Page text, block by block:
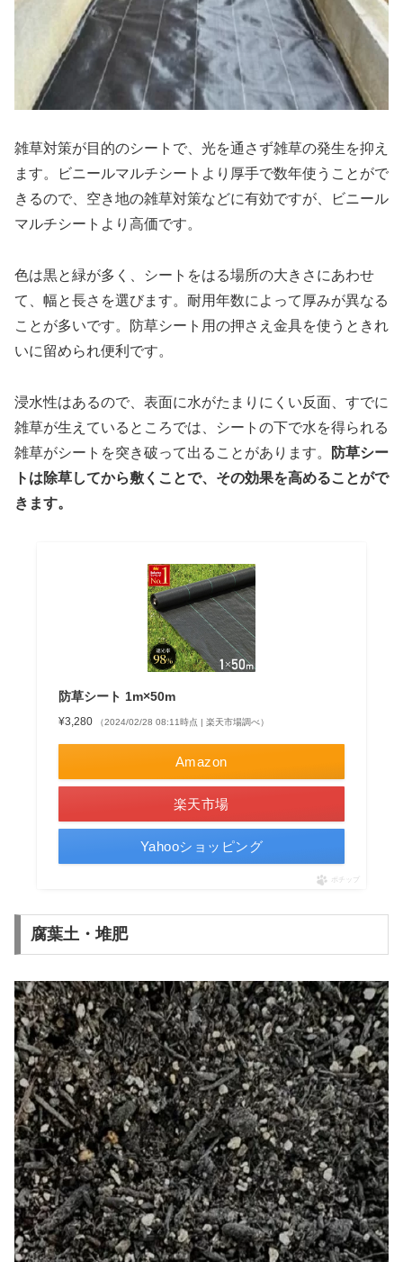
雑草対策が目的のシートで、光を通さず雑草の発生を抑え
ます。ビニールマルチシートより厚手で数年使うことがで
きるので、空き地の雑草対策などに有効ですが、ビニール
マルチシートより高価です。
色は黒と緑が多く、シートをはる場所の大きさにあわせ
て、幅と長さを選びます。耐用年数によって厚みが異なる
ことが多いです。防草シート用の押さえ金具を使うときれ
いに留められ便利です。
浸水性はあるので、表面に水がたまりにくい反面、すでに
雑草が生えているところでは、シートの下で水を得られる
雑草がシートを突き破って出ることがあります。
防草シー
トは除草してから敷くことで、その効果を高めることがで
きます。
防草シート 1m×50m
¥3,280 （2024/02/28 08:11時点 | 楽天市場調べ）
Amazon
楽天市場
Yahooショッピング
ポチップ
腐葉土・堆肥